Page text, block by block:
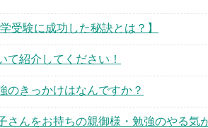
受験に成功した秘訣とは？】
て紹介してください！
のきっかけはなんですか？
さんをお持ちの親御様・勉強のやる気